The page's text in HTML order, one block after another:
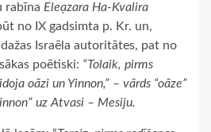
rabīna Eleạzara Ha-Kvalira
no IX gadsimta p. Kr. un,
Israēla autoritātes, pat no
poētiski: “Tolaik, pirms
oāzi un Yinnon,” – vārds “oāze”
uz Atvasi – Mesiju.